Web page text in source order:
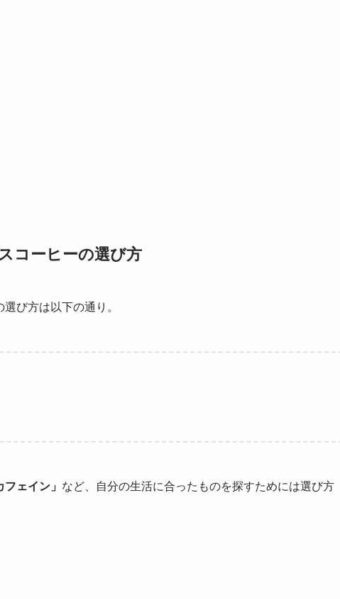
コーヒーの選び方
び方は以下の通り。
ェイン」 など、自分の生活に合ったものを探すためには選び方